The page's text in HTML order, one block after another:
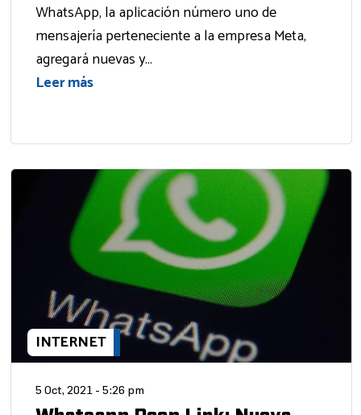
WhatsApp, la aplicación número uno de
mensajería perteneciente a la empresa Meta,
agregará nuevas y...
Leer más
INTERNET
5 Oct, 2021 - 5:26 pm